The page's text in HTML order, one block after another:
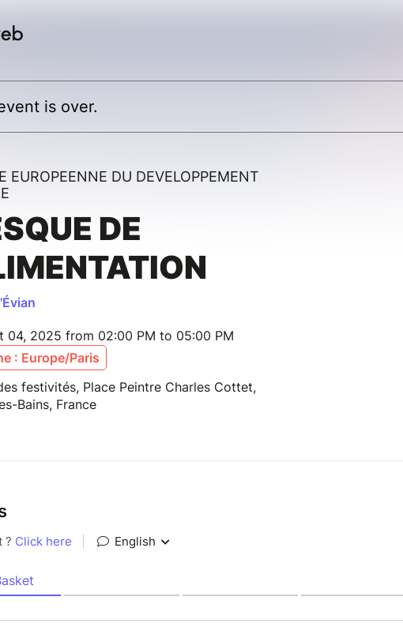
is over.
EUROPEENNE DU DEVELOPPEMENT
DE
04, 2025 from 02:00 PM to 05:00 PM
: Europe/Paris
festivités, Place Peintre Charles Cottet,
Bains, France